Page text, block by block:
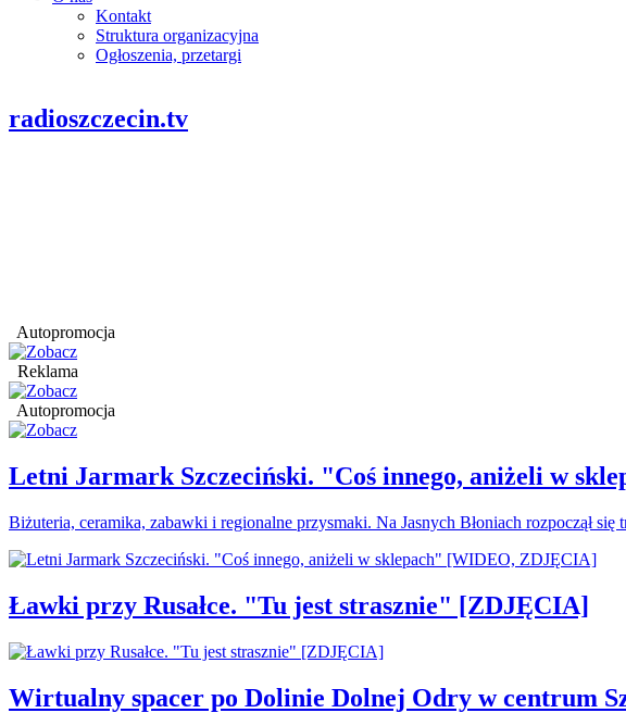
Kontakt
Struktura organizacyjna
Ogłoszenia, przetargi
radioszczecin.tv
Autopromocja
Reklama
Autopromocja
Letni Jarmark Szczeciński. "Coś innego, aniżeli w
Biżuteria, ceramika, zabawki i regionalne przysmaki. Na Jasnych Błoniach rozpoczął
Ławki przy Rusałce. "Tu jest strasznie" [ZDJĘCIA]
Wirtualny spacer po Dolinie Dolnej Odry w centrum